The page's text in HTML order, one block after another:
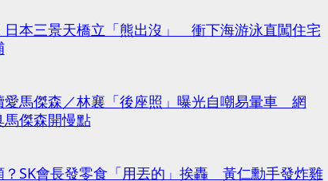
日本三景天橋立「熊出沒」 衝下海游泳直闖住宅
愛馬傑森／林襄「後座照」曝光自嘲易暈車 網
馬傑森開慢點
？SK會長發零食「用丟的」挨轟 黃仁勳手發炸雞